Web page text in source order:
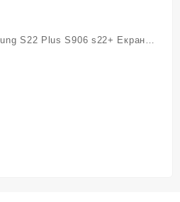
S22 Plus S906 s22+ Екран з